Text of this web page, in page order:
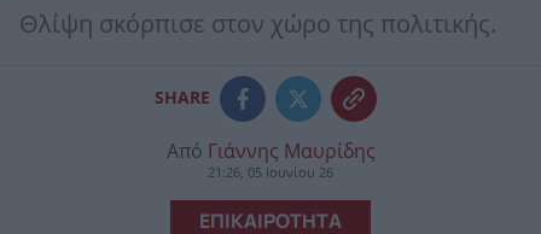
Θλίψη σκόρπισε στον χώρο της πολιτικής.
SHARE
Από Γιάννης Μαυρίδης
21:26, 05 Ιουνίου 26
ΕΠΙΚΑΙΡΟΤΗΤΑ